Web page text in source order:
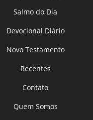
Salmo do Dia
Devocional Diário
Novo Testamento
Recentes
Contato
Quem Somos